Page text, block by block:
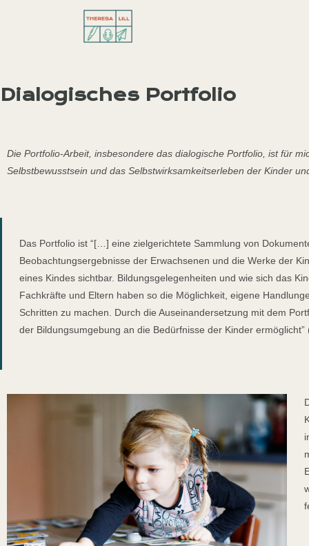
Dialogisches Portfolio
Die Portfolio-Arbeit, insbesondere das dialogische Portfolio, ist für
Selbstbewusstsein und das Selbstwirksamkeitserleben der Kinder
Das Portfolio ist “[…] eine zielgerichtete Sammlung von
Beobachtungsergebnisse der Erwachsenen und die Werke der
eines Kindes sichtbar. Bildungsgelegenheiten und wie sich das
Fachkräfte und Eltern haben so die Möglichkeit, eigene
Schritten zu machen. Durch die Auseinandersetzung mit dem
der Bildungsumgebung an die Bedürfnisse der Kinder